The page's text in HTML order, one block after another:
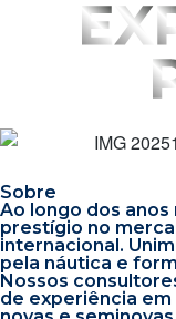
Sobre
Ao longo dos
prestígio no
internacional.
pela náutica e
Nossos
de experiência